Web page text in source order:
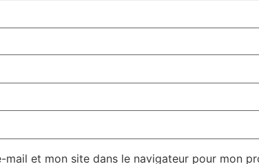
mail et mon site dans le navigateur pour mon